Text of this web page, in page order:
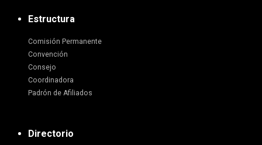
Estructura
Comisión Permanente
Convención
Consejo
Coordinadora
Padrón de Afiliados
Directorio